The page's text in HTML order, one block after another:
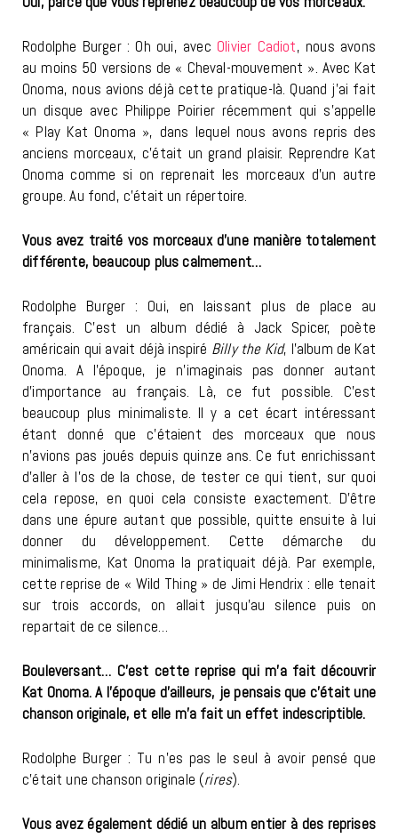
Rodolphe Burger : Oh oui, avec Olivier Cadiot, nous avons
au moins 50 versions de « Cheval-mouvement ». Avec Kat
Onoma, nous avions déjà cette pratique-là. Quand j’ai fait
un disque avec Philippe Poirier récemment qui s’appelle
« Play Kat Onoma », dans lequel nous avons repris des
anciens morceaux, c’était un grand plaisir. Reprendre Kat
Onoma comme si on reprenait les morceaux d’un autre
groupe. Au fond, c’était un répertoire.
Vous avez traité vos morceaux d’une manière totalement
différente, beaucoup plus calmement…
Rodolphe Burger : Oui, en laissant plus de place au
français. C’est un album dédié à Jack Spicer, poète
américain qui avait déjà inspiré Billy the Kid, l’album de Kat
Onoma. A l’époque, je n’imaginais pas donner autant
d’importance au français. Là, ce fut possible. C’est
beaucoup plus minimaliste. Il y a cet écart intéressant
étant donné que c’étaient des morceaux que nous
n’avions pas joués depuis quinze ans. Ce fut enrichissant
d’aller à l’os de la chose, de tester ce qui tient, sur quoi
cela repose, en quoi cela consiste exactement. D’être
dans une épure autant que possible, quitte ensuite à lui
donner du développement. Cette démarche du
minimalisme, Kat Onoma la pratiquait déjà. Par exemple,
cette reprise de « Wild Thing » de Jimi Hendrix : elle tenait
sur trois accords, on allait jusqu’au silence puis on
repartait de ce silence…
Bouleversant… C’est cette reprise qui m’a fait découvrir
Kat Onoma. A l’époque d’ailleurs, je pensais que c’était une
chanson originale, et elle m’a fait un effet indescriptible.
Rodolphe Burger : Tu n’es pas le seul à avoir pensé que
c’était une chanson originale (rires).
Vous avez également dédié un album entier à des reprises